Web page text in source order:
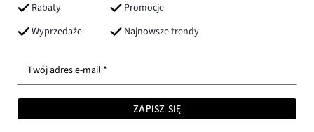
Rabaty
Promocje
Wyprzedaże
Najnowsze trendy
Twój adres e-mail *
ZAPISZ SIĘ